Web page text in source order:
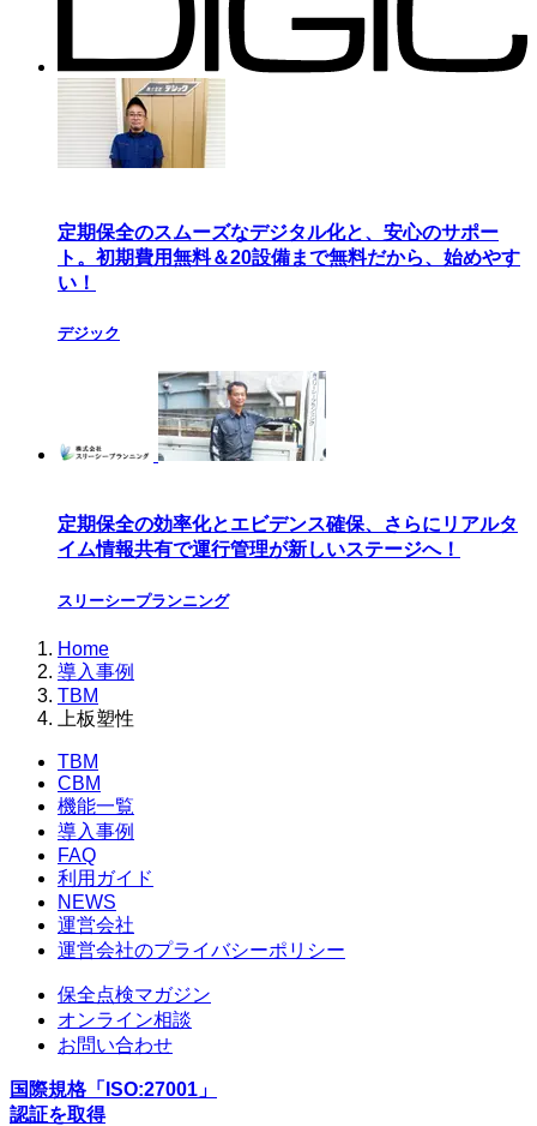
定期保全のスムーズなデジタル化と、安心のサポー
ト。初期費用無料＆20設備まで無料だから、始めやす
い！
デジック
定期保全の効率化とエビデンス確保、さらにリアルタ
イム情報共有で運行管理が新しいステージへ！
スリーシープランニング
Home
導入事例
TBM
上板塑性
TBM
CBM
機能一覧
導入事例
FAQ
利用ガイド
NEWS
運営会社
運営会社のプライバシーポリシー
保全点検マガジン
オンライン相談
お問い合わせ
国際規格「ISO:27001」
認証を取得